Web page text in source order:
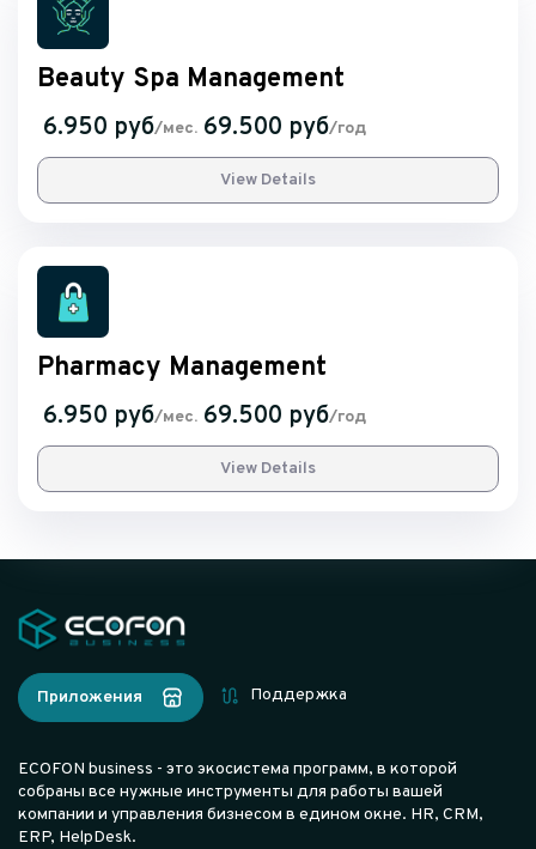
Beauty Spa Management
6.950 руб/мес. 69.500 руб/год
View Details
Pharmacy Management
6.950 руб/мес. 69.500 руб/год
View Details
Приложения Поддержка
ECOFON business - это экосистема программ, в которой
собраны все нужные инструменты для работы вашей
компании и управления бизнесом в едином окне. HR, CRM,
ERP, HelpDesk.